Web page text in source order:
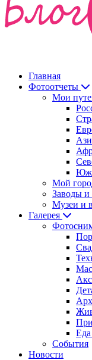
Главная
Фотоотчеты
Мои
Мой
Заводы и
Музеи и
Галерея
События
Новости